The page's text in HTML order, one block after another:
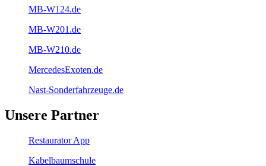
MB-W124.de
MB-W201.de
MB-W210.de
MercedesExoten.de
Nast-Sonderfahrzeuge.de
Unsere Partner
Restaurator App
Kabelbaumschule